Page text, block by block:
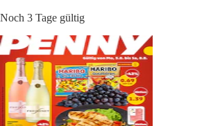
Noch 3 Tage gültig